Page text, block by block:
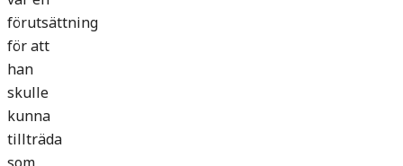
förutsättning
för att
han
skulle
kunna
tillträda